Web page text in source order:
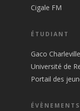
Cigale FM
ÉTUDIANT
Gaco Charleville
Université de
Portail des
ÉVÈNEMENTS